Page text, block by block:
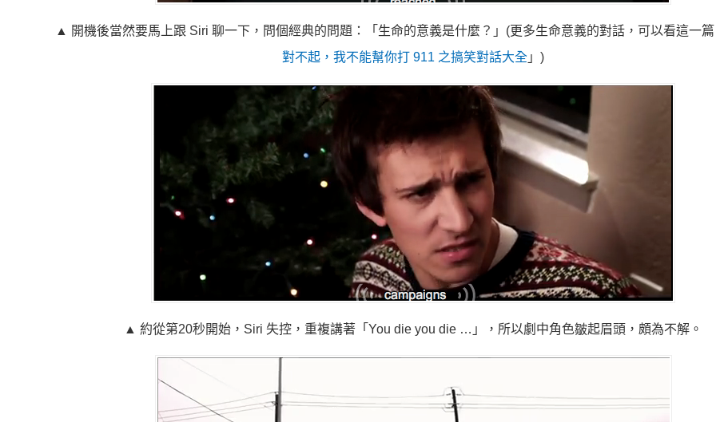
▲ 開機後當然要馬上跟 Siri 聊一下，問個經典的問題：「生命的意義是什麼？」(更多生命意義的對話，可以看這一篇
對不起，我不能幫你打 911 之搞笑對話大全 」)
▲ 約從第20秒開始，Siri 失控，重複講著「You die you die …」，所以劇中角色皺起眉頭，頗為不解。